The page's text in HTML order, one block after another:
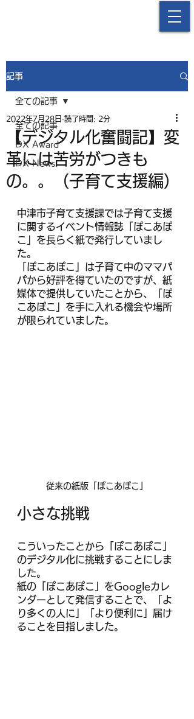
記事
全ての記事
DX Award
DX News
全ての記事
【デジタル化奮闘記】変
革には苦労がつきも
の。。（子育て支援編）
2022年7月28日 読了時間: 2分
中津市子育て支援課では子育て支援
に関するイベント情報誌「ぽこあぽ
こ」を長らく紙で発行していまし
た。
「ぽこあぽこ」は子育て中のママパ
パから好評を得ていたのですが、紙
媒体で提供していたことから、「ぽ
こあぽこ」を手に入れる機会や場所
が限られていました。
従来の紙版「ぽこあぽこ」
小さな挑戦
こういったことから「ぽこあぽこ」
のデジタル化に挑戦することにしま
した。
紙の「ぽこあぽこ」をGoogleカレ
ンダーとして発信することで、「よ
り多くの人に」「より便利に」届け
ることを目指しました。